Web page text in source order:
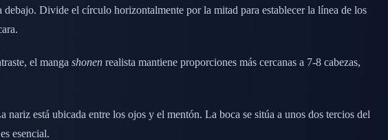
Divide el círculo horizontalmente por la mitad para establecer la línea de los
el manga shonen realista mantiene proporciones más cercanas a 7-8 cabezas,
está ubicada entre los ojos y el mentón. La boca se sitúa a unos dos tercios del
esencial.